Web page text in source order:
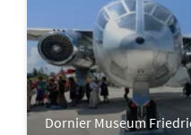
Dornier Museum